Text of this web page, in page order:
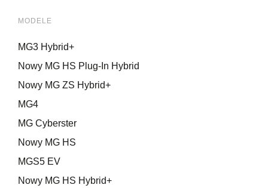
MODELE
MG3 Hybrid+
Nowy MG HS Plug-In Hybrid
Nowy MG ZS Hybrid+
MG4
MG Cyberster
Nowy MG HS
MGS5 EV
Nowy MG HS Hybrid+